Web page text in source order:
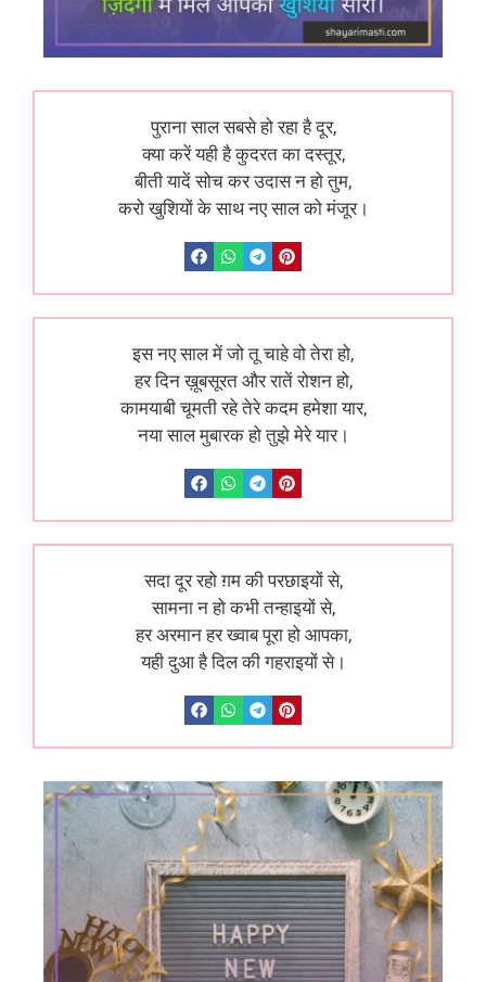
पुराना साल सबसे हो रहा है दूर,
क्या करें यही है कुदरत का दस्तूर,
बीती यादें सोच कर उदास न हो तुम,
करो खुशियों के साथ नए साल को मंजूर।
इस नए साल में जो तू चाहे वो तेरा हो,
हर दिन ख़ूबसूरत और रातें रोशन हो,
कामयाबी चूमती रहे तेरे कदम हमेशा यार,
नया साल मुबारक हो तुझे मेरे यार।
सदा दूर रहो ग़म की परछाइयों से,
सामना न हो कभी तन्हाइयों से,
हर अरमान हर ख्वाब पूरा हो आपका,
यही दुआ है दिल की गहराइयों से।